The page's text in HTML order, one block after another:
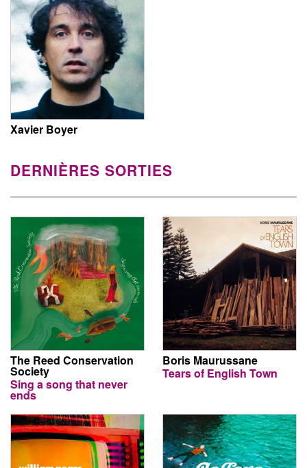
Xavier Boyer
DERNIÈRES SORTIES
The Reed Conservation
Society
Sing a song that never
ends
Boris Maurussane
Tears of English Town